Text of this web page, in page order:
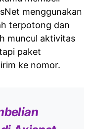
menggunakan
terpotong dan
muncul aktivitas
paket
ke nomor.